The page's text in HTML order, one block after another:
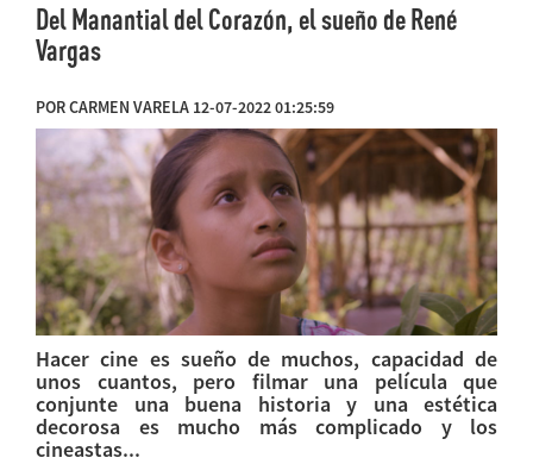
Del Manantial del Corazón, el sueño de René
Vargas
POR CARMEN VARELA 12-07-2022 01:25:59
Hacer cine es sueño de muchos, capacidad de
unos cuantos, pero filmar una película que
conjunte una buena historia y una estética
decorosa es mucho más complicado y los
cineastas...